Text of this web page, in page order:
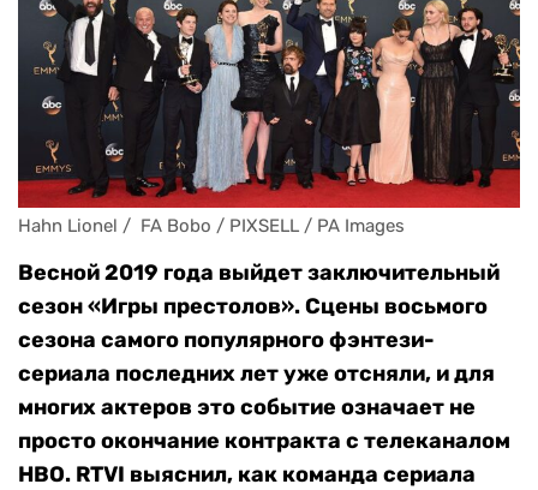
Hahn Lionel /  FA Bobo / PIXSELL / PA Images
Весной 2019 года выйдет заключительный
сезон «Игры престолов». Сцены восьмого
сезона самого популярного фэнтези-
сериала последних лет уже отсняли, и для
многих актеров это событие означает не
просто окончание контракта с телеканалом
HBO. RTVI выяснил, как команда сериала